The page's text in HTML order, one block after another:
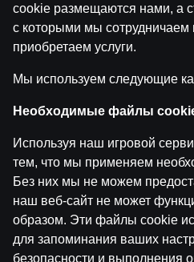
Boksa Nagla | Sandis
byDāvis 9 июн. 2026 г.
Категории
Назад
cookie размещаются нами, а
с которыми мы сотрудничаем
приобретаем услуги.
Мы используем следующие
Необходимые файлы
Используя наш игровой
тем, что мы применяем
Без них мы не можем
наш веб-сайт не может
образом. Эти файлы cookie
для запоминания ваших
безопасности и выполнения